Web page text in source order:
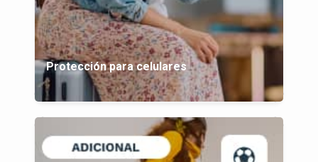
Protección para celulares